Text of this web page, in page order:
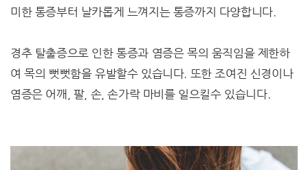
미한 통증부터 날카롭게 느껴지는 통증까지 다양합니다.
경추 탈출증으로 인한 통증과 염증은 목의 움직임을 제한하
여 목의 뻣뻣함을 유발할수 있습니다. 또한 조여진 신경이나
염증은 어깨, 팔, 손, 손가락 마비를 일으킬수 있습니다.